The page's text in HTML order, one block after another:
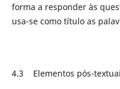
forma a responder às
usa-se como título as
4.3 Elementos pós-